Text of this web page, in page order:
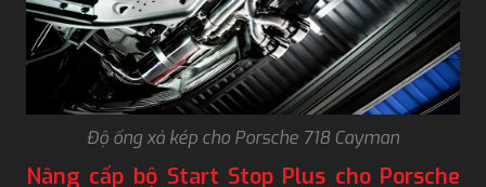
Độ ống xả kép cho Porsche 718 Cayman
Nâng cấp bộ Start Stop Plus cho Porsche